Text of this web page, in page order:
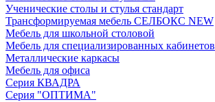
Ученические столы и стулья стандарт
Трансформируемая мебель СЕЛБОКС NEW
Мебель для школьной столовой
Мебель для специализированных кабинетов
Металлические каркасы
Мебель для офиса
Серия КВАДРА
Серия "ОПТИМА"